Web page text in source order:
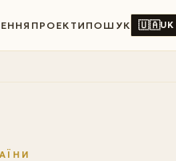
ПРОЕКТИ ПОШУК 🇺🇦UK